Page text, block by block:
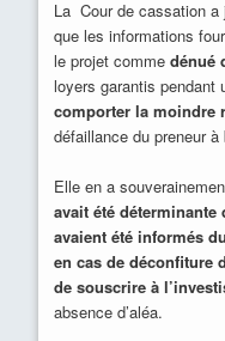
La Cour de cassation a
que les informations
le projet comme dénué
loyers garantis pendant
comporter la moindre
défaillance du preneur à
Elle en a
avait été
avaient été informés
en cas de déconfiture
de souscrire à
absence d’aléa.